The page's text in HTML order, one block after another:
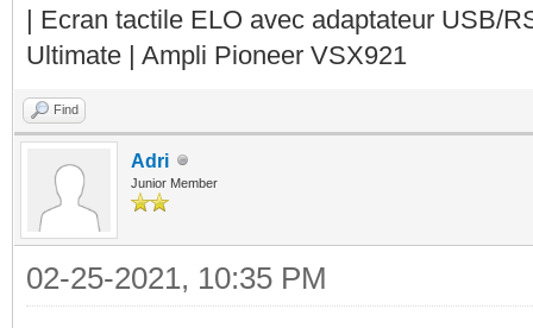
| Ecran tactile ELO avec adaptateur USB/
Ultimate | Ampli Pioneer VSX921
Find
Adri
Junior Member
02-25-2021, 10:35 PM